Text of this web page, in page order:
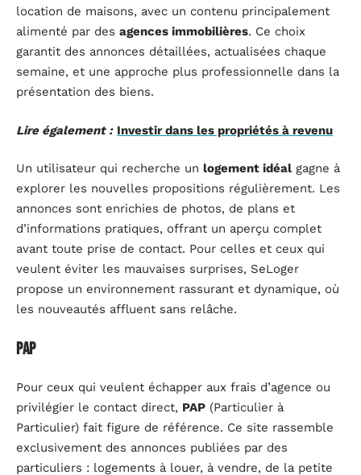
location de maisons, avec un contenu principalement
alimenté par des agences immobilières. Ce choix
garantit des annonces détaillées, actualisées chaque
semaine, et une approche plus professionnelle dans la
présentation des biens.
Lire également : Investir dans les propriétés à revenu
Un utilisateur qui recherche un logement idéal gagne à
explorer les nouvelles propositions régulièrement. Les
annonces sont enrichies de photos, de plans et
d’informations pratiques, offrant un aperçu complet
avant toute prise de contact. Pour celles et ceux qui
veulent éviter les mauvaises surprises, SeLoger
propose un environnement rassurant et dynamique, où
les nouveautés affluent sans relâche.
PAP
Pour ceux qui veulent échapper aux frais d’agence ou
privilégier le contact direct, PAP (Particulier à
Particulier) fait figure de référence. Ce site rassemble
exclusivement des annonces publiées par des
particuliers : logements à louer, à vendre, de la petite